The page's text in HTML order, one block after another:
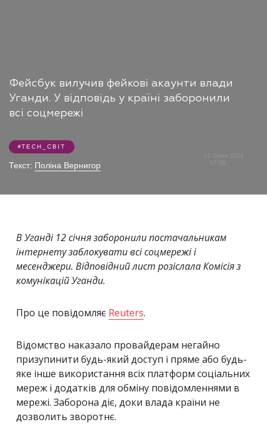
Фейсбук вилучив фейкові акаунти влади
Уганди. У відповідь у країні заборонили
всі соцмережі
TECH_СВІТ
Текст: Поліна Вернигор
17:39
В Уганді 12 січня заборонили постачальникам
інтернету заблокувати всі соцмережі і
месенджери. Відповідний лист розіслала Комісія з
комунікацій Уганди.
Про це повідомляє Reuters.
Відомство наказало провайдерам негайно
призупинити будь-який доступ і пряме або будь-
яке інше використання всіх платформ соціальних
мереж і додатків для обміну повідомленнями в
мережі. Заборона діє, доки влада країни не
дозволить зворотнє.